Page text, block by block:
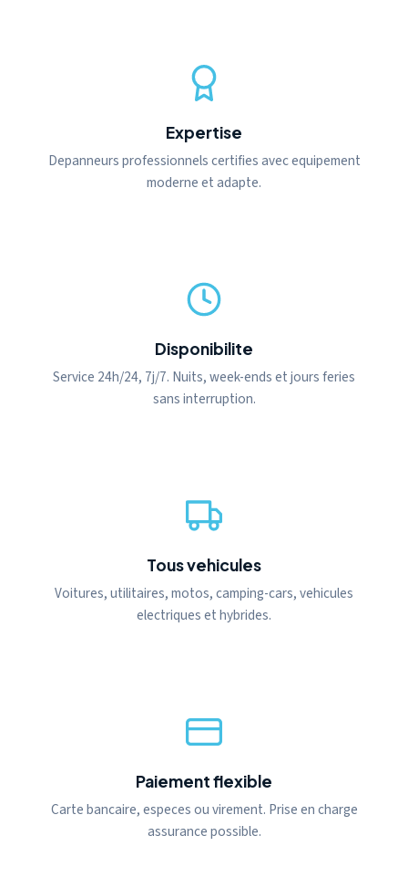
Expertise
Depanneurs professionnels certifies avec equipement
moderne et adapte.
Disponibilite
Service 24h/24, 7j/7. Nuits, week-ends et jours feries
sans interruption.
Tous vehicules
Voitures, utilitaires, motos, camping-cars, vehicules
electriques et hybrides.
Paiement flexible
Carte bancaire, especes ou virement. Prise en charge
assurance possible.